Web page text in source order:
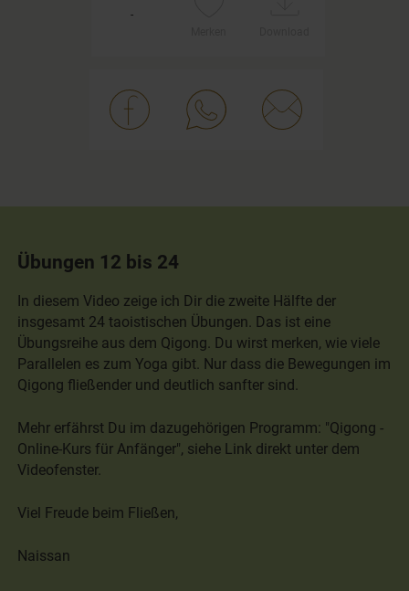
-
Übungen 12 bis 24
In diesem Video zeige ich Dir die zweite Hälfte der
insgesamt 24 taoistischen Übungen. Das ist eine
Übungsreihe aus dem Qigong. Du wirst merken, wie viele
Parallelen es zum Yoga gibt. Nur dass die Bewegungen im
Qigong fließender und deutlich sanfter sind.
Mehr erfährst Du im dazugehörigen Programm: "Qigong -
Online-Kurs für Anfänger", siehe Link direkt unter dem
Videofenster.
Viel Freude beim Fließen,
Naissan